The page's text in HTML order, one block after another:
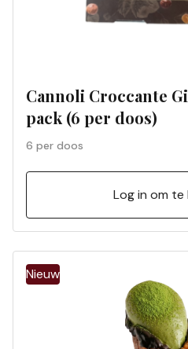
Cannoli Croccante
pack (6 per doos)
6 per doos
Log in om te